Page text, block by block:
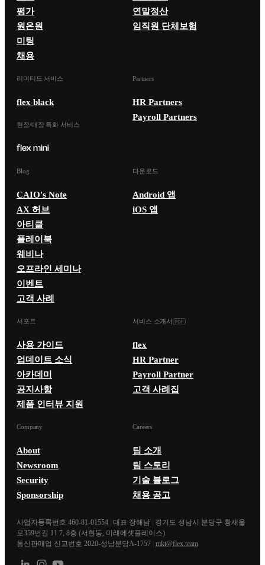
평가
원온원
미팅
채용
연말정산
임직원 단체보험
리미티드 서비스
flex black
현장/매장 특화 서비스
Partners
HR Partners
Payroll Partners
Blog
CAIO's Note
AX 허브
아티클
플레이북
웨비나
오프라인 세미나
이벤트
고객 사례
다운로드
Android 앱
iOS 앱
서포트
사용 가이드
업데이트 소식
아카데미
공지사항
제품 인터뷰 지원
서비스 소개서
flex
HR Partner
Payroll Partner
고객 사례집
Company
About
Newsroom
Security
Sponsorship
Careers
팀 소개
팀 스토리
기술 블로그
채용 공고
사업자등록번호 460-81-01554 대표 장해남
경기도 성남시 분당구 황새울
로359번길 11 7, 8층 (서현동, 미래에셋플레이스)
통신판매업 신고번호 2020-성남분당A-1757 mkt@flex.team